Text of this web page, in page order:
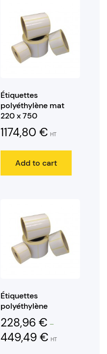
Étiquettes
polyéthylène mat
220 x 750
1174,80 € HT
Add to cart
Étiquettes
polyéthylène
228,96 € –
449,49 € HT